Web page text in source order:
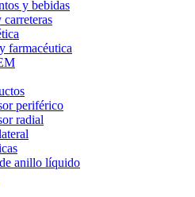
y bebidas
farmacéutica
periférico
radial
anillo líquido